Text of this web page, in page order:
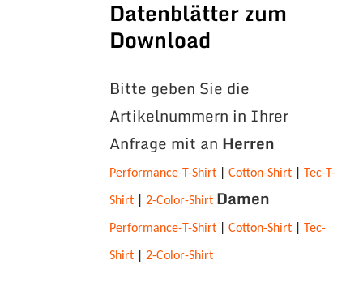
Datenblätter zum
Download
Bitte geben Sie die
Artikelnummern in Ihrer
Anfrage mit an Herren
Performance-T-Shirt| Cotton-Shirt Tec-T-
Shirt| 2-Color-Shirt Damen
Performance-T-Shirt| Cotton-Shirt| Tec-
Shirt| 2-Color-Shirt